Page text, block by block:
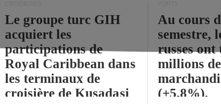
Le groupe turc GIH
acquiert les
participations de
Royal Caribbean dans
les terminaux de
croisière de Kusadasi
Au cours
semestre,
russes
millions
(+5,8%).